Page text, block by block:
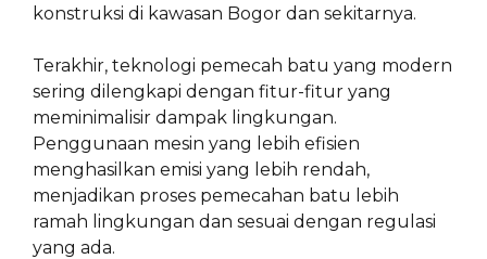
konstruksi di kawasan Bogor dan sekitarnya.
Terakhir, teknologi pemecah batu yang modern
sering dilengkapi dengan fitur-fitur yang
meminimalisir dampak lingkungan.
Penggunaan mesin yang lebih efisien
menghasilkan emisi yang lebih rendah,
menjadikan proses pemecahan batu lebih
ramah lingkungan dan sesuai dengan regulasi
yang ada.